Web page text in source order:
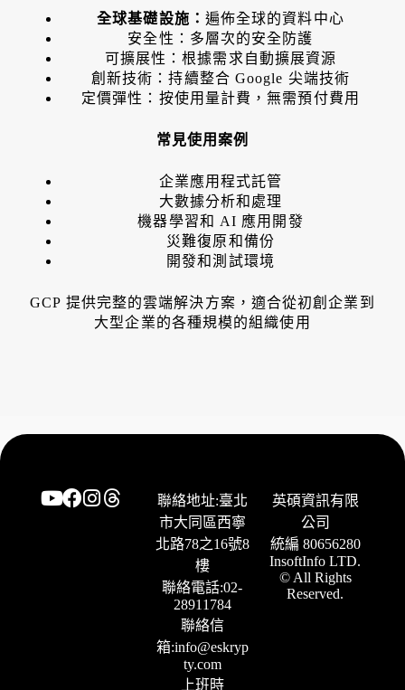
全球基礎設施： 遍佈全球的資料中心
安全性：多層次的安全防護
可擴展性：根據需求自動擴展資源
創新技術：持續整合 Google 尖端技術
定價彈性：按使用量計費，無需預付費用
常見使用案例
企業應用程式託管
大數據分析和處理
機器學習和 AI 應用開發
災難復原和備份
開發和測試環境
GCP 提供完整的雲端解決方案，適合從初創企業到
大型企業的各種規模的組織使用
英碩資訊有限
公司
統編 80656280
InsoftInfo LTD.
© All Rights
Reserved.
聯絡地址:臺北
市大同區西寧
北路78之16號8
樓
聯絡電話:02-
28911784
聯絡信
箱:info@eskryp
ty.com
上班時